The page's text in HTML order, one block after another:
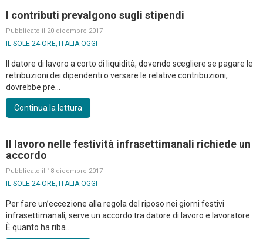
I contributi prevalgono sugli stipendi
Pubblicato il 20 dicembre 2017
IL SOLE 24 ORE; ITALIA OGGI
Il datore di lavoro a corto di liquidità, dovendo scegliere se pagare le
retribuzioni dei dipendenti o versare le relative contribuzioni,
dovrebbe pre...
Continua la lettura
Il lavoro nelle festività infrasettimanali richiede un
accordo
Pubblicato il 18 dicembre 2017
IL SOLE 24 ORE; ITALIA OGGI
Per fare un’eccezione alla regola del riposo nei giorni festivi
infrasettimanali, serve un accordo tra datore di lavoro e lavoratore.
È quanto ha riba...